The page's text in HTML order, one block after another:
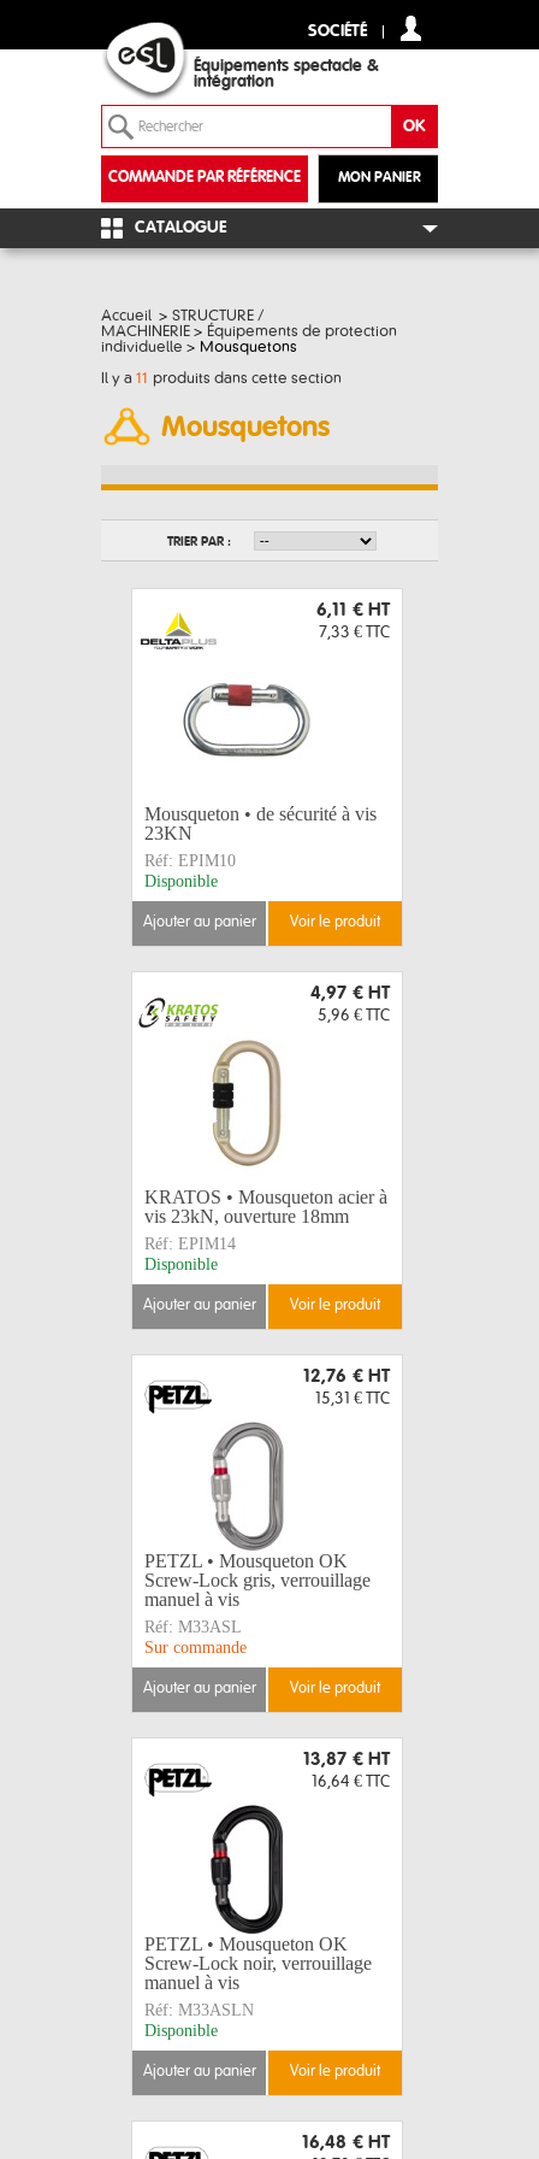
SOCIÉTÉ
Équipements spectacle &
intégration
MON PANIER
COMMANDE PAR RÉFÉRENCE
+
CATALOGUE
Accueil > STRUCTURE /
MACHINERIE > Équipements de protection
individuelle > Mousquetons
Il y a 11 produits dans cette section
Mousquetons
TRIER PAR :
6,11 € HT
7,33 € TTC
Mousqueton • de sécurité à vis
23KN
Réf: EPIM10
Disponible
ajouter au panier voir le produit
4,97 € HT
5,96 € TTC
KRATOS • Mousqueton acier à
vis 23kN, ouverture 18mm
Réf: EPIM14
Disponible
ajouter au panier voir le produit
12,76 € HT
15,31 € TTC
PETZL • Mousqueton OK
Screw-Lock gris, verrouillage
manuel à vis
Réf: M33ASL
Sur commande
ajouter au panier voir le produit
13,87 € HT
16,64 € TTC
PETZL • Mousqueton OK
Screw-Lock noir, verrouillage
manuel à vis
Réf: M33ASLN
Disponible
ajouter au panier voir le produit
16,48 € HT